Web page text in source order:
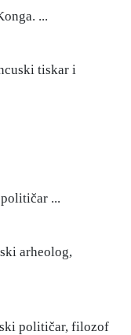
...
tiskar i
...
arheolog,
političar, filozof